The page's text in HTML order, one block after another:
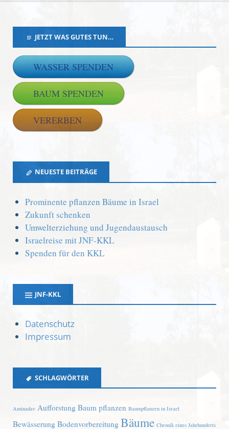
JETZT WAS GUTES TUN…
WASSER SPENDEN
BAUM SPENDEN
VERERBEN
NEUESTE BEITRÄGE
Prominente pflanzen Bäume in Israel
Zukunft schenken
Umwelterziehung und Jugendaustausch
Israelreise mit JNF-KKL
Spenden für den KKL
JNF-KKL
Datenschutz
Impressum
SCHLAGWÖRTER
Aminadav Aufforstung Baum pflanzen Baumpflanzen in Israel
Bewässerung Bodenvorbereitung Bäume Chronik eines Jahrhunderts